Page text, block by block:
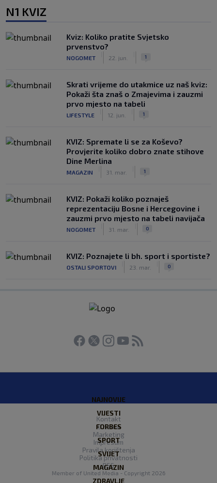
N1 KVIZ
Kviz: Koliko pratite Svjetsko
prvenstvo?
NOGOMET 22. jun. 1
Skrati vrijeme do utakmice uz naš kviz:
Pokaži šta znaš o Zmajevima i zauzmi
prvo mjesto na tabeli
LIFESTYLE 12. jun. 1
KVIZ: Spremate li se za Koševo?
Provjerite koliko dobro znate stihove
Dine Merlina
MAGAZIN 31. mar. 1
KVIZ: Pokaži koliko poznaješ
reprezentaciju Bosne i Hercegovine i
zauzmi prvo mjesto na tabeli navijača
NOGOMET 31. mar. 0
KVIZ: Poznajete li bh. sport i sportiste?
OSTALI SPORTOVI 23. mar. 0
NAJNOVIJE
VIJESTI
FORBES
SPORT
SVIJET
MAGAZIN
ZDRAVLJE
Kontakt
O nama
Marketing
Impresum
Pravila korištenja
Politika privatnosti
RSS
Member of United Media - Copyright 2026